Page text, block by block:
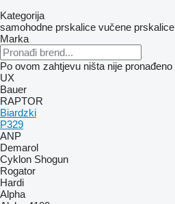
Kategorija
samohodne prskalice vučene prskalice
Marka
Po ovom zahtjevu ništa nije pronađeno
UX
Bauer
RAPTOR
Biardzki
P329
ANP
Demarol
Cyklon Shogun
Rogator
Hardi
Alpha